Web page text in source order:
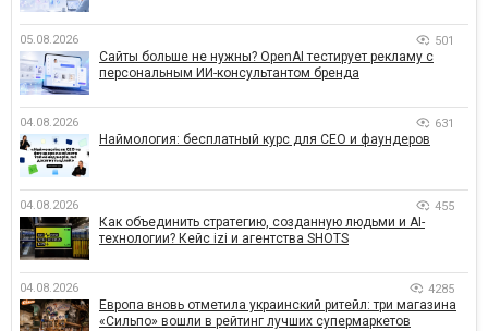
05.08.2026 501
Сайты больше не нужны? OpenAI тестирует рекламу с
персональным ИИ-консультантом бренда
04.08.2026 631
Наймология: бесплатный курс для CEO и фаундеров
04.08.2026 455
Как объединить стратегию, созданную людьми и AI-
технологии? Кейс izi и агентства SHOTS
04.08.2026 4285
Европа вновь отметила украинский ритейл: три магазина
«Сильпо» вошли в рейтинг лучших супермаркетов